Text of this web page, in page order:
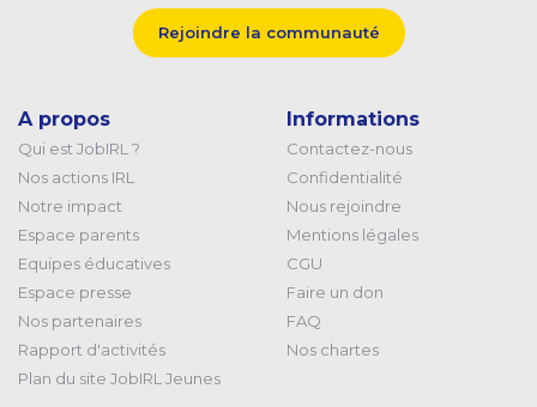
Rejoindre la communauté
A propos
Qui est JobIRL ?
Nos actions IRL
Notre impact
Espace parents
Equipes éducatives
Espace presse
Nos partenaires
Rapport d'activités
Plan du site JobIRL Jeunes
Informations
Contactez-nous
Confidentialité
Nous rejoindre
Mentions légales
CGU
Faire un don
FAQ
Nos chartes